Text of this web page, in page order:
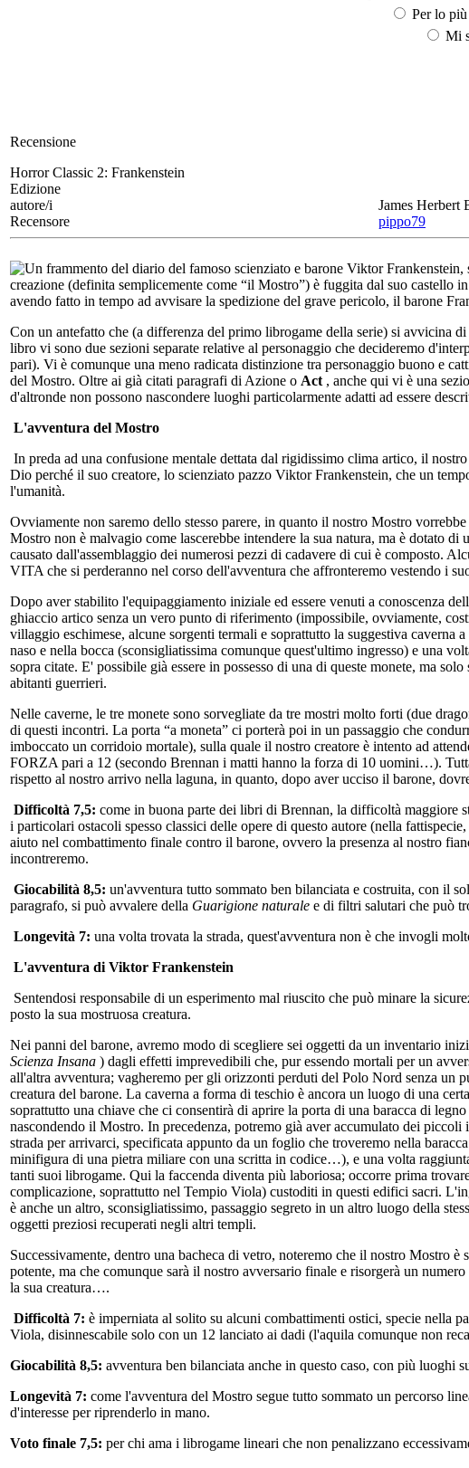
Per lo
Mi
Recensione
Horror Classic 2: Frankenstein
Edizione
autore/i
James Herbert
Recensore
pippo79
Un frammento del diario del famoso scienziato e barone Viktor
creazione (definita semplicemente come “il Mostro”) è fuggita dal suo castello
avendo fatto in tempo ad avvisare la spedizione del grave pericolo, il barone
Con un antefatto che (a differenza del primo librogame della serie) si avvicina
libro vi sono due sezioni separate relative al personaggio che decideremo
pari). Vi è comunque una meno radicata distinzione tra personaggio buono e
del Mostro. Oltre ai già citati paragrafi di Azione o Act , anche qui vi è una
d'altronde non possono nascondere luoghi particolarmente adatti ad essere
L'avventura del Mostro
In preda ad una confusione mentale dettata dal rigidissimo clima artico, il
Dio perché il suo creatore, lo scienziato pazzo Viktor Frankenstein, che un
l'umanità.
Ovviamente non saremo dello stesso parere, in quanto il nostro Mostro
Mostro non è malvagio come lascerebbe intendere la sua natura, ma è dotato
causato dall'assemblaggio dei numerosi pezzi di cadavere di cui è composto.
VITA che si perderanno nel corso dell'avventura che affronteremo vestendo i
Dopo aver stabilito l'equipaggiamento iniziale ed essere venuti a conoscenza
ghiaccio artico senza un vero punto di riferimento (impossibile, ovviamente,
villaggio eschimese, alcune sorgenti termali e soprattutto la suggestiva caverna
naso e nella bocca (sconsigliatissima comunque quest'ultimo ingresso) e una
sopra citate. E' possibile già essere in possesso di una di queste monete, ma
abitanti guerrieri.
Nelle caverne, le tre monete sono sorvegliate da tre mostri molto forti (due
di questi incontri. La porta “a moneta” ci porterà poi in un passaggio che
imboccato un corridoio mortale), sulla quale il nostro creatore è intento ad
FORZA pari a 12 (secondo Brennan i matti hanno la forza di 10 uomini…).
rispetto al nostro arrivo nella laguna, in quanto, dopo aver ucciso il barone,
Difficoltà 7,5: come in buona parte dei libri di Brennan, la difficoltà maggiore
i particolari ostacoli spesso classici delle opere di questo autore (nella
aiuto nel combattimento finale contro il barone, ovvero la presenza al nostro
incontreremo.
Giocabilità 8,5: un'avventura tutto sommato ben bilanciata e costruita, con il
paragrafo, si può avvalere della Guarigione naturale e di filtri salutari che può
Longevità 7: una volta trovata la strada, quest'avventura non è che invogli
L'avventura di Viktor Frankenstein
Sentendosi responsabile di un esperimento mal riuscito che può minare la
posto la sua mostruosa creatura.
Nei panni del barone, avremo modo di scegliere sei oggetti da un inventario
Scienza Insana ) dagli effetti imprevedibili che, pur essendo mortali per un
all'altra avventura; vagheremo per gli orizzonti perduti del Polo Nord senza un
creatura del barone. La caverna a forma di teschio è ancora un luogo di una
soprattutto una chiave che ci consentirà di aprire la porta di una baracca di
nascondendo il Mostro. In precedenza, potremo già aver accumulato dei
strada per arrivarci, specificata appunto da un foglio che troveremo nella
minifigura di una pietra miliare con una scritta in codice…), e una volta
tanti suoi librogame. Qui la faccenda diventa più laboriosa; occorre prima
complicazione, soprattutto nel Tempio Viola) custoditi in questi edifici sacri.
è anche un altro, sconsigliatissimo, passaggio segreto in un altro luogo della
oggetti preziosi recuperati negli altri templi.
Successivamente, dentro una bacheca di vetro, noteremo che il nostro Mostro
potente, ma che comunque sarà il nostro avversario finale e risorgerà un
la sua creatura….
Difficoltà 7: è imperniata al solito su alcuni combattimenti ostici, specie nella
Viola, disinnescabile solo con un 12 lanciato ai dadi (l'aquila comunque non
Giocabilità 8,5: avventura ben bilanciata anche in questo caso, con più luoghi
Longevità 7: come l'avventura del Mostro segue tutto sommato un percorso
d'interesse per riprenderlo in mano.
Voto finale 7,5: per chi ama i librogame lineari che non penalizzano